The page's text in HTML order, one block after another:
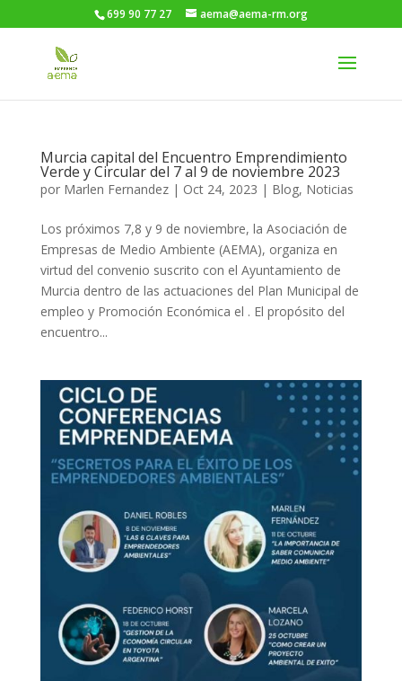
699 90 77 27 aema@aema-rm.org
Murcia capital del Encuentro Emprendimiento
Verde y Circular del 7 al 9 de noviembre 2023
por Marlen Fernandez| Oct 24, 2023 | Blog, Noticias
Los próximos 7,8 y 9 de noviembre, la Asociación de
Empresas de Medio Ambiente (AEMA), organiza en
virtud del convenio suscrito con el Ayuntamiento de
Murcia dentro de las actuaciones del Plan Municipal de
empleo y Promoción Económica el . El propósito del
encuentro...